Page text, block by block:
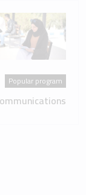
Popular program